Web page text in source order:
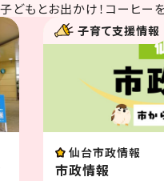
子どもとお出かけ！コーヒー
子育て支援情報
イベント
八木山動物公園